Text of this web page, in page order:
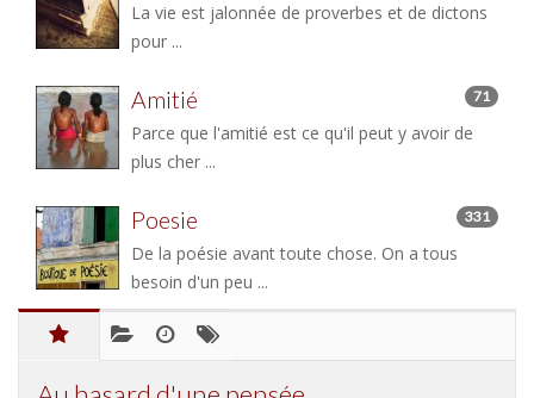
La vie est jalonnée de proverbes et de dictons
pour ...
Amitié 71
Parce que l'amitié est ce qu'il peut y avoir de
plus cher ...
Poesie 331
De la poésie avant toute chose. On a tous
besoin d'un peu ...